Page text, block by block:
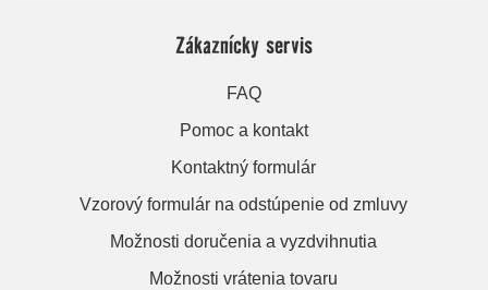
Zákaznícky servis
FAQ
Pomoc a kontakt
Kontaktný formulár
Vzorový formulár na odstúpenie od zmluvy
Možnosti doručenia a vyzdvihnutia
Možnosti vrátenia tovaru